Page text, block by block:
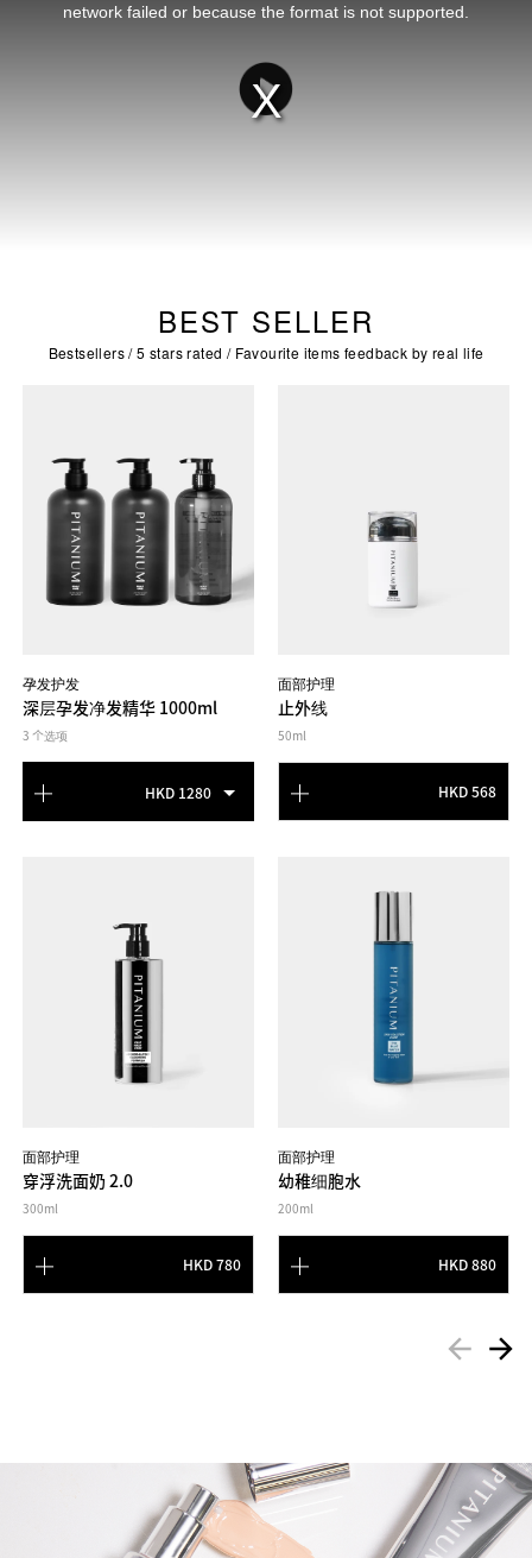
Play
network failed or because the format is not supported.
BEST SELLER
Bestsellers / 5 stars rated / Favourite items feedback by real life
孕发护发
深层孕发净发精华 1000ml
3 个选项
HKD 1280
面部护理
止外线
50ml
HKD 568
面部护理
穿浮洗面奶 2.0
300ml
HKD 780
面部护理
幼稚细胞水
200ml
HKD 880